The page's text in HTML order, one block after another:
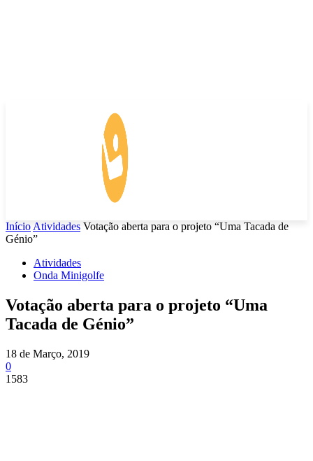
Início Atividades Votação aberta para o projeto “Uma Tacada de
Génio”
Atividades
Onda Minigolfe
Votação aberta para o projeto “Uma
Tacada de Génio”
18 de Março, 2019
0
1583